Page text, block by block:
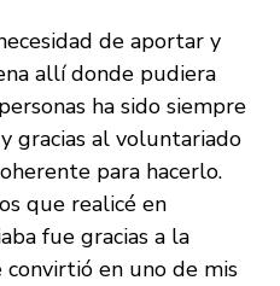
de aportar y
allí donde pudiera
ha sido siempre
gracias al voluntariado
para hacerlo.
que realicé en
fue gracias a la
convirtió en uno de mis